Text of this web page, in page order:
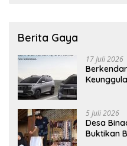
Berita Gaya
17 Juli 2026
5 Juli 2026
Desa
Buktikan